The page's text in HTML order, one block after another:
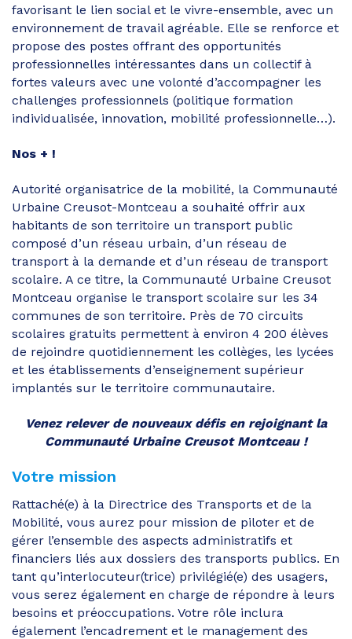
favorisant le lien social et le vivre-ensemble, avec un
environnement de travail agréable. Elle se renforce et
propose des postes offrant des opportunités
professionnelles intéressantes dans un collectif à
fortes valeurs avec une volonté d’accompagner les
challenges professionnels (politique formation
individualisée, innovation, mobilité professionnelle…).
Nos + !
Autorité organisatrice de la mobilité, la Communauté
Urbaine Creusot-Montceau a souhaité offrir aux
habitants de son territoire un transport public
composé d’un réseau urbain, d’un réseau de
transport à la demande et d’un réseau de transport
scolaire. A ce titre, la Communauté Urbaine Creusot
Montceau organise le transport scolaire sur les 34
communes de son territoire. Près de 70 circuits
scolaires gratuits permettent à environ 4 200 élèves
de rejoindre quotidiennement les collèges, les lycées
et les établissements d’enseignement supérieur
implantés sur le territoire communautaire.
Venez relever de nouveaux défis en rejoignant la
Communauté Urbaine Creusot Montceau !
Votre mission
Rattaché(e) à la Directrice des Transports et de la
Mobilité, vous aurez pour mission de piloter et de
gérer l’ensemble des aspects administratifs et
financiers liés aux dossiers des transports publics. En
tant qu’interlocuteur(trice) privilégié(e) des usagers,
vous serez également en charge de répondre à leurs
besoins et préoccupations. Votre rôle inclura
également l’encadrement et le management des